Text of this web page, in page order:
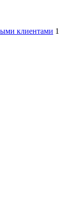
клиентами 1